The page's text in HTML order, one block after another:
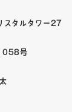
タルタワー27
号